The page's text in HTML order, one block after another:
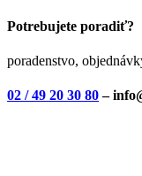
Potrebujete poradiť?
poradenstvo,
02 / 49 20 30 80–